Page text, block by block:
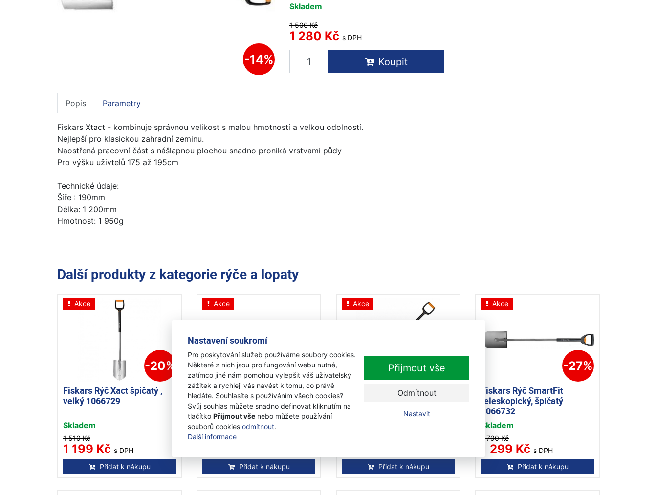
Nastavení soukromí
Pro poskytování služeb používáme soubory cookies.
Některé z nich jsou pro fungování webu nutné,
zatímco jiné nám pomohou vylepšit váš uživatelský
zážitek a rychleji vás navést k tomu, co právě
hledáte. Souhlasíte s používáním všech cookies?
Svůj souhlas můžete snadno definovat kliknutím na
tlačítko Přijmout vše nebo můžete používání
souborů cookies odmítnout.
Další informace
Přijmout vše
Odmítnout
Nastavit
-14%
Skladem
1 500 Kč
1 280 Kč s DPH
Koupit
Popis Parametry
Fiskars Xtact - kombinuje správnou velikost s malou hmotností a velkou odolností.
Nejlepší pro klasickou zahradní zeminu.
Naostřená pracovní část s nášlapnou plochou snadno proniká vrstvami půdy
Pro výšku uživtelů 175 až 195cm
Technické údaje:
Šíře : 190mm
Délka: 1 200mm
Hmotnost: 1 950g
Další produkty z kategorie rýče a lopaty
Akce
-20%
Fiskars Rýč Xact špičatý ,
velký 1066729
Skladem
1 510 Kč
1 199 Kč s DPH
Přidat k nákupu
Akce
-16%
Fiskars Rýč Xact rovný,
střední 131480
Na objednávku
1 190 Kč
Přidat k nákupu
Akce
-26%
Fiskars Lopata Xact velká
Přidat k nákupu
Akce
-27%
Fiskars Rýč SmartFit
teleskopický, špičatý
1066732
Skladem
1 790 Kč
1 299 Kč s DPH
Přidat k nákupu